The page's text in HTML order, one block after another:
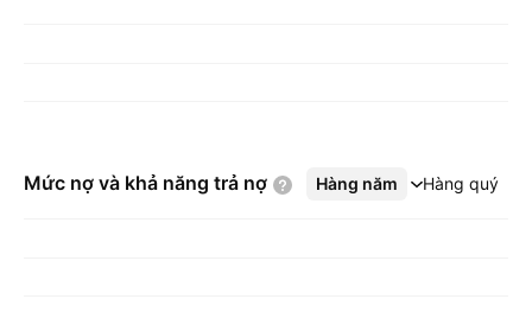
Mức nợ và khả năng trả nợ Hàng năm Hàng quý
Xem thêm